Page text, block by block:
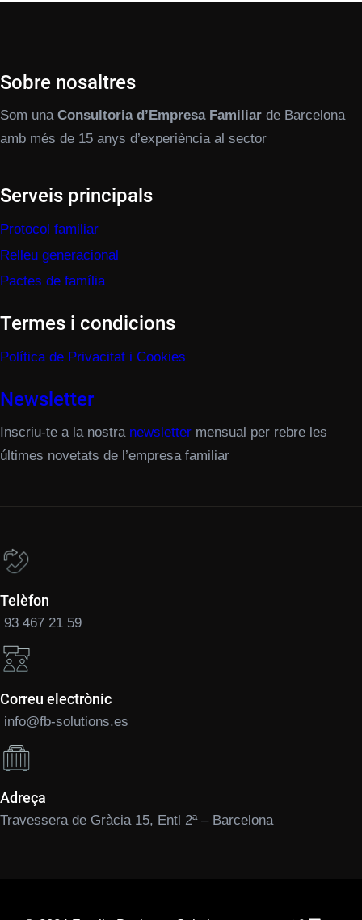
Sobre nosaltres
Som una Consultoria d’Empresa Familiar de Barcelona
amb més de 15 anys d’experiència al sector
Serveis principals
Protocol familiar
Relleu generacional
Pactes de família
Termes i condicions
Política de Privacitat i Cookies
Newsletter
Inscriu-te a la nostra newsletter mensual per rebre les
últimes novetats de l’empresa familiar
Telèfon
93 467 21 59
Correu electrònic
info@fb-solutions.es
Adreça
Travessera de Gràcia 15, Entl 2ª – Barcelona